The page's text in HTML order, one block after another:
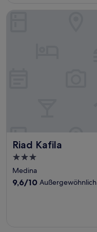
Riad Kafila
Riad Kafila
3.0-
Sterne-
Unterkunft
Medina
9.6
9,6/10 Außergewöhnlich